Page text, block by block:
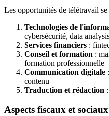
Les opportunités de télétravail
Technologies de
cybersécurité, data
Services financiers :
Conseil et formation :
formation professionnelle
Communication digitale
contenu
Traduction et rédaction
Aspects fiscaux et sociaux